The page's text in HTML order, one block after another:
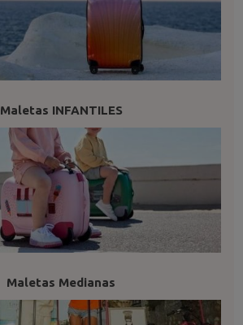
Maletas INFANTILES
Maletas Medianas